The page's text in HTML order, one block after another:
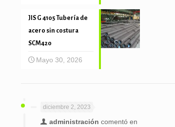
JIS G 4105 Tubería de
acero sin costura
SCM420
Mayo 30, 2026
diciembre 2, 2023
administración comentó en